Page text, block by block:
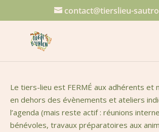
contact@tierslieu-
Le tiers-lieu est FERMÉ aux adhérents et
en dehors des évènements et ateliers
l’agenda (mais reste actif : réunions
bénévoles, travaux préparatoires aux